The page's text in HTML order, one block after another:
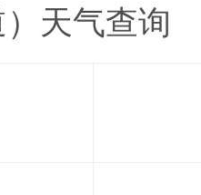
天气查询